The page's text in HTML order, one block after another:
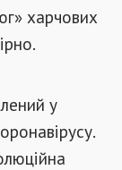
харчових
у